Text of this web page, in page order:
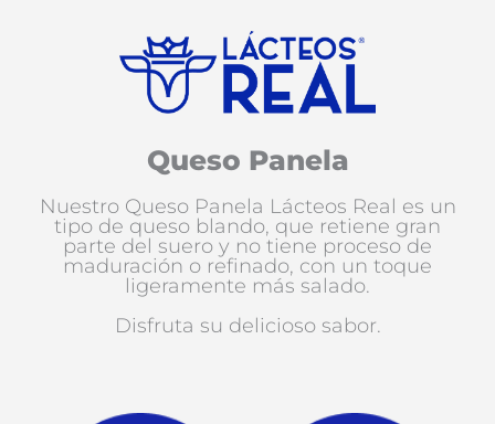
Queso Panela
Nuestro Queso Panela Lácteos Real es un
tipo de queso blando, que retiene gran
parte del suero y no tiene proceso de
maduración o refinado, con un toque
ligeramente más salado.
Disfruta su delicioso sabor.